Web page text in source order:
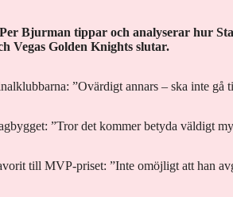
Bjurman tippar och analyserar hur
Vegas Golden Knights slutar.
”Ovärdigt annars – ska inte gå
”Tror det kommer betyda väldigt
till MVP-priset: ”Inte omöjligt att han